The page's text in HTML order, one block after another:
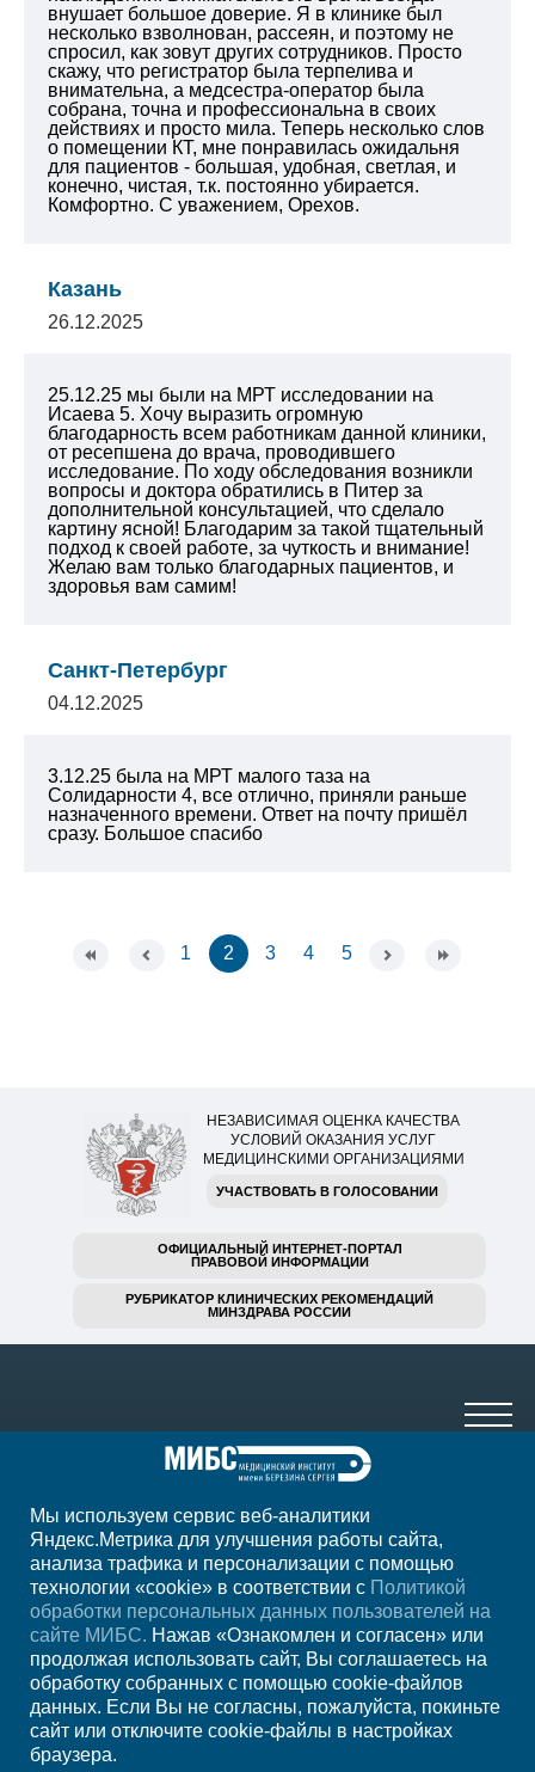
внушает большое доверие. Я в клинике был
несколько взволнован, рассеян, и поэтому не
спросил, как зовут других сотрудников. Просто
скажу, что регистратор была терпелива и
внимательна, а медсестра-оператор была
собрана, точна и профессиональна в своих
действиях и просто мила. Теперь несколько слов
о помещении КТ, мне понравилась ожидальня
для пациентов - большая, удобная, светлая, и
конечно, чистая, т.к. постоянно убирается.
Комфортно. С уважением, Орехов.
Казань
26.12.2025
25.12.25 мы были на МРТ исследовании на
Исаева 5. Хочу выразить огромную
благодарность всем работникам данной клиники,
от ресепшена до врача, проводившего
исследование. По ходу обследования возникли
вопросы и доктора обратились в Питер за
дополнительной консультацией, что сделало
картину ясной! Благодарим за такой тщательный
подход к своей работе, за чуткость и внимание!
Желаю вам только благодарных пациентов, и
здоровья вам самим!
Санкт-Петербург
04.12.2025
3.12.25 была на МРТ малого таза на
Солидарности 4, все отлично, приняли раньше
назначенного времени. Ответ на почту пришёл
сразу. Большое спасибо
1 2 3 4 5
НЕЗАВИСИМАЯ ОЦЕНКА КАЧЕСТВА
УСЛОВИЙ ОКАЗАНИЯ УСЛУГ
МЕДИЦИНСКИМИ ОРГАНИЗАЦИЯМИ
УЧАСТВОВАТЬ В ГОЛОСОВАНИИ
ОФИЦИАЛЬНЫЙ ИНТЕРНЕТ-ПОРТАЛ
ПРАВОВОЙ ИНФОРМАЦИИ
РУБРИКАТОР КЛИНИЧЕСКИХ РЕКОМЕНДАЦИЙ
МИНЗДРАВА РОССИИ
+7 (4852) 208-218
ежедн. 7.00-23.00
РегионЯрославль
Записаться на
прием
Мы используем сервис веб-аналитики
Яндекс.Метрика для улучшения работы сайта,
анализа трафика и персонализации с помощью
технологии «cookie» в соответствии с Политикой
обработки персональных данных пользователей на
сайте МИБС. Нажав «Ознакомлен и согласен» или
продолжая использовать сайт, Вы соглашаетесь на
обработку собранных с помощью cookie-файлов
данных. Если Вы не согласны, пожалуйста, покиньте
сайт или отключите cookie-файлы в настройках
браузера.